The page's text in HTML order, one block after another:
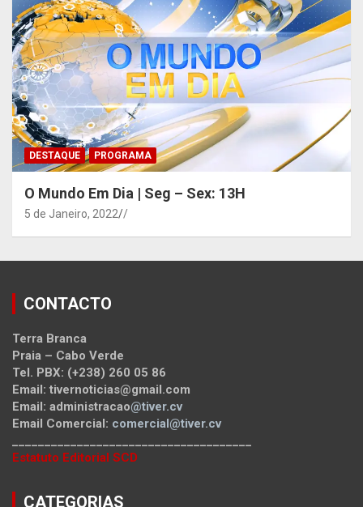
DESTAQUE PROGRAMA
O Mundo Em Dia | Seg – Sex: 13H
5 de Janeiro, 2022 /
CONTACTO
Terra Branca
Praia – Cabo Verde
Tel. PBX: (+238) 260 05 86
Email: tivernoticias@gmail.com
Email: administracao@tiver.cv
Email Comercial: comercial@tiver.cv
Estatuto Editorial SCD
CATEGORIAS